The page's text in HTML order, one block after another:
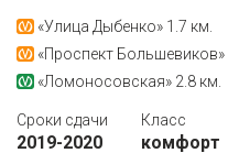
«Улица Дыбенко» 1.7 км.
«Проспект Большевиков»
«Ломоносовская» 2.8 км.
Сроки сдачи
2019-2020
Класс
комфорт